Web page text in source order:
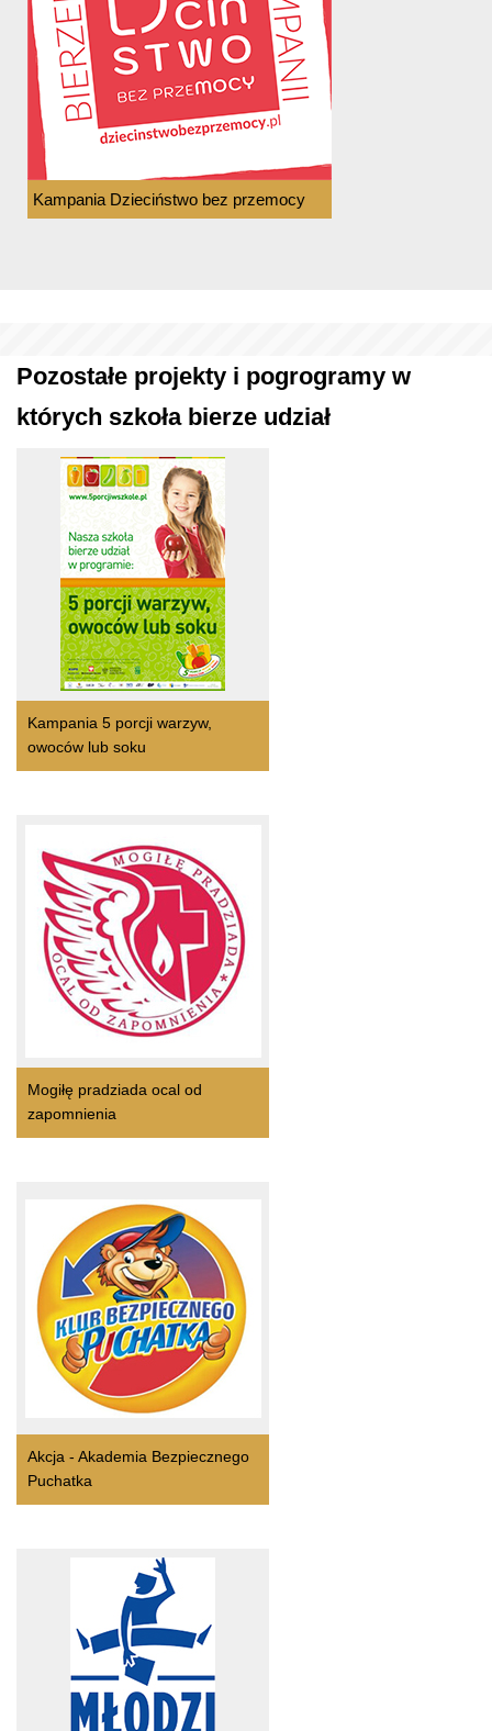
Kampania Dzieciństwo bez przemocy
Pozostałe projekty i pogrogramy w
których szkoła bierze udział
Kampania 5 porcji warzyw,
owoców lub soku
Mogiłę pradziada ocal od
zapomnienia
Akcja - Akademia Bezpiecznego
Puchatka